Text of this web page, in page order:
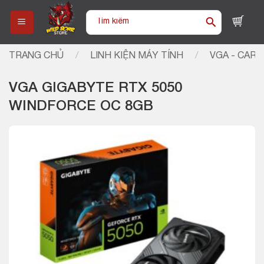
content
Tìm
TRANG CHỦ / LINH KIỆN MÁY TÍNH / VGA -
VGA GIGABYTE RTX 5050
WINDFORCE OC 8GB